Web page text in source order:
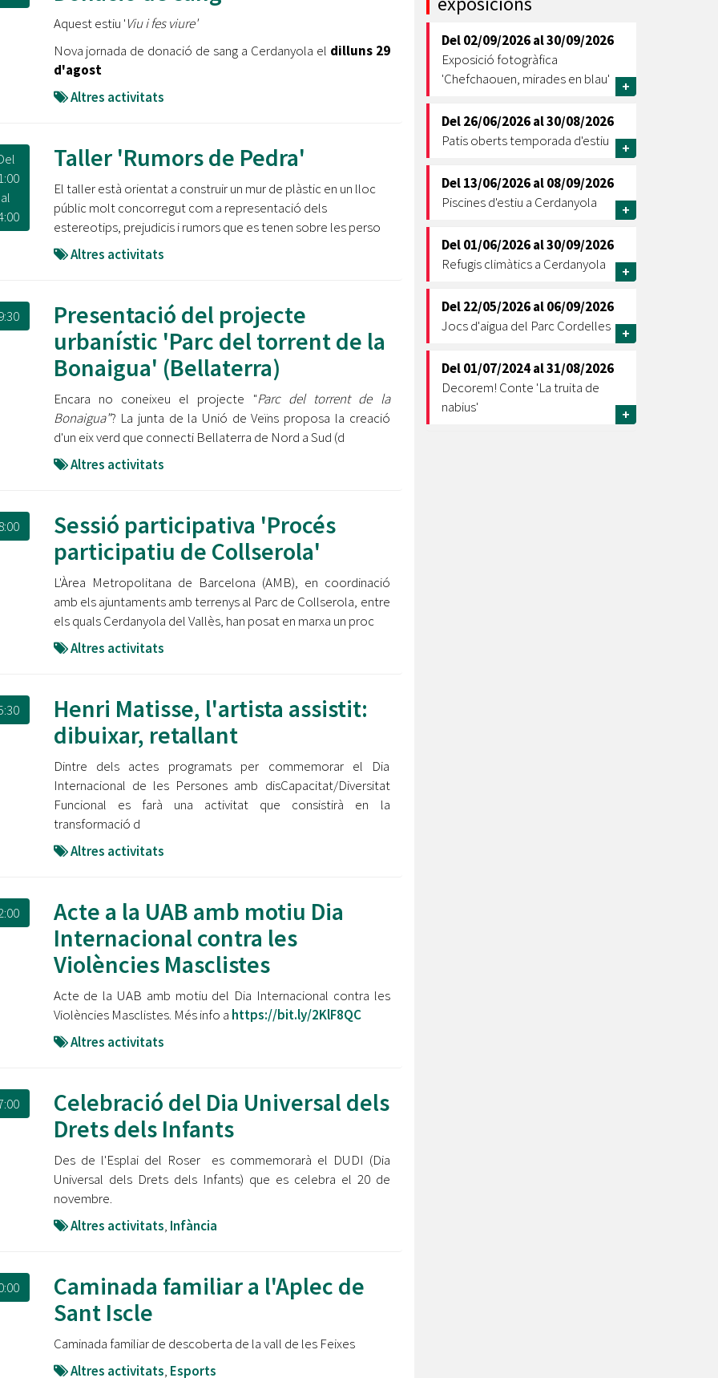
Ètica i Integritat
Retiment de Comptes
Dades Obertes
Catàleg de Serveis i Tràmits
Oberta la convocatòria d'Ajuts per a l'autoocupació
jove 2026
Cerdanyola opta a més de 5 milions d'euros del Pla de
Barris per transformar les Fontetes, Quatre Cantons i
l'entorn de l'avinguda Catalunya
l'eclipsi solar
Entitats
Equipaments
Mercats Municipals
Webs Municipals
Aquest estiu 'Viu i fes viure'
Nova jornada de donació de sang a Cerdanyola el dilluns 29
d'agost
Altres activitats
al
Taller 'Rumors de Pedra'
El taller està orientat a construir un mur de plàstic en un lloc
públic molt concorregut com a representació dels
estereotips, prejudicis i rumors que es tenen sobre les perso
Altres activitats
Presentació del projecte
urbanístic 'Parc del torrent de la
Bonaigua' (Bellaterra)
Encara no coneixeu el projecte "Parc del torrent de la
Bonaigua"? La junta de la Unió de Veïns proposa la creació
d'un eix verd que connecti Bellaterra de Nord a Sud (d
Altres activitats
Sessió participativa 'Procés
participatiu de Collserola'
L'Àrea Metropolitana de Barcelona (AMB), en coordinació
amb els ajuntaments amb terrenys al Parc de Collserola, entre
els quals Cerdanyola del Vallès, han posat en marxa un proc
Altres activitats
Henri Matisse, l'artista assistit:
dibuixar, retallant
Dintre dels actes programats per commemorar el Dia
Internacional de les Persones amb disCapacitat/Diversitat
Funcional es farà una activitat que consistirà en la
transformació d
Altres activitats
Acte a la UAB amb motiu Dia
Internacional contra les
Violències Masclistes
Acte de la UAB amb motiu del Dia Internacional contra les
Violències Masclistes. Més info a https://bit.ly/2KlF8QC
Altres activitats
Celebració del Dia Universal dels
Drets dels Infants
Des de l'Esplai del Roser es commemorarà el DUDI (Dia
Universal dels Drets dels Infants) que es celebra el 20 de
novembre.
Altres activitats, Infància
Caminada familiar a l'Aplec de
Sant Iscle
Caminada familiar de descoberta de la vall de les Feixes
Altres activitats, Esports
Del02/09/2026al30/09/2026
Exposició fotogràfica
'Chefchaouen, mirades en blau'
+
Del26/06/2026al30/08/2026
Patis oberts temporada d'estiu
+
Del13/06/2026al08/09/2026
Piscines d'estiu a Cerdanyola
+
Del01/06/2026al30/09/2026
Refugis climàtics a Cerdanyola
+
Del22/05/2026al06/09/2026
Jocs d'aigua del Parc Cordelles
+
Del01/07/2024al31/08/2026
Decorem! Conte 'La truita de
nabius'
+